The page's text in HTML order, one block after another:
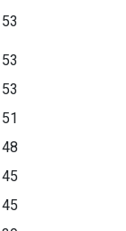
53
53
53
51
48
45
45